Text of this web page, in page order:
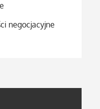
negocjacyjne